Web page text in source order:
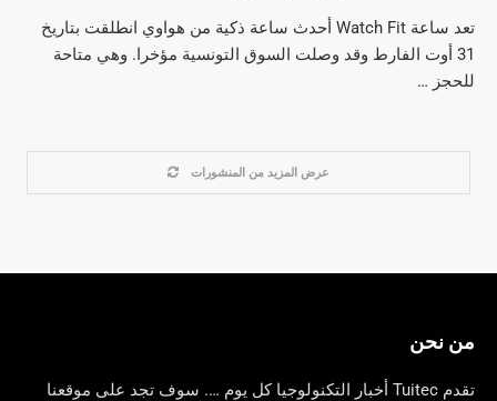
تعد ساعة Watch Fit أحدث ساعة ذكية من هواوي انطلقت بتاريخ
31 أوت الفارط وقد وصلت السوق التونسية مؤخرا. وهي متاحة
للحجز …
عرض المزيد من المنشورات
من نحن
تقدم Tuitec أخبار التكنولوجيا كل يوم …. سوف تجد على موقعنا